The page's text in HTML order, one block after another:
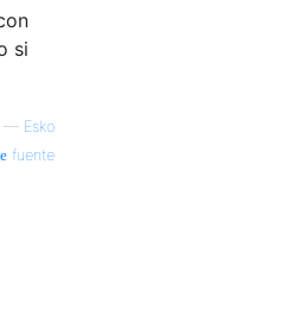
si
— Esko
fuente